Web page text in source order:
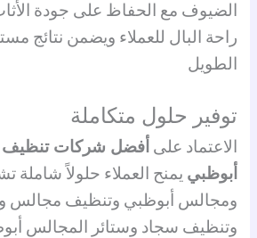
الضيوف مع الحفاظ على جودة
راحة البال للعملاء ويضمن نتائج
الطويل
توفير حلول متكاملة
الاعتماد على أفضل شركات
أبوظبي يمنح العملاء حلولاً
ومجالس أبوظبي وتنظيف مجالس
وتنظيف سجاد وستائر المجالس